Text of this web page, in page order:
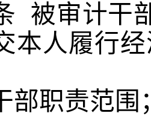
被审计干
本人履行
部职责范围